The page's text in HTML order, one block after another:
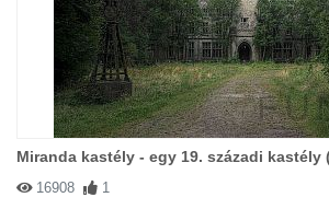
Miranda kastély - egy 19. századi kastély
16908 1